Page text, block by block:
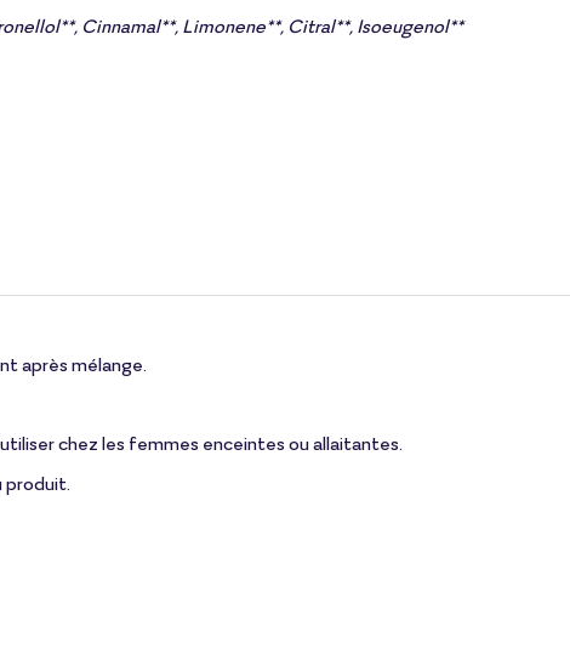
Cinnamal**, Limonene**, Citral**, Isoeugenol**
après mélange.
chez les femmes enceintes ou allaitantes.
produit.